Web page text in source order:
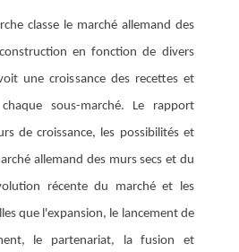
classe le marché allemand des
en fonction de divers
une croissance des recettes et
sous-marché. Le rapport
de croissance, les possibilités et
allemand des murs secs et du
récente du marché et les
que l'expansion, le lancement de
le partenariat, la fusion et